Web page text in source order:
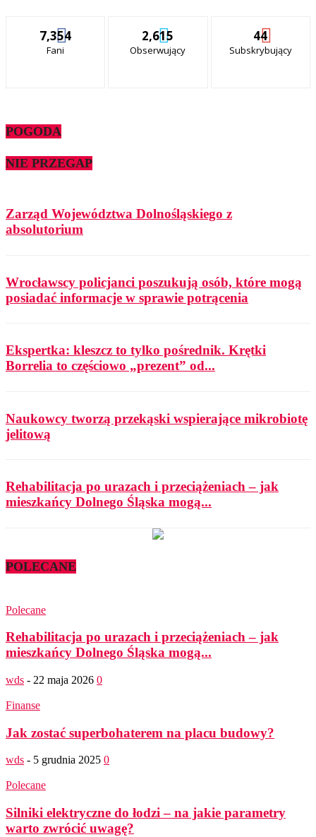
7,354
Fani
2,615
Obserwujący
44
Subskrybujący
POGODA
NIE PRZEGAP
Zarząd Województwa Dolnośląskiego z
absolutorium
Wrocławscy policjanci poszukują osób, które mogą
posiadać informacje w sprawie potrącenia
Ekspertka: kleszcz to tylko pośrednik. Krętki
Borrelia to częściowo „prezent” od...
Naukowcy tworzą przekąski wspierające mikrobiotę
jelitową
Rehabilitacja po urazach i przeciążeniach – jak
mieszkańcy Dolnego Śląska mogą...
POLECANE
Polecane
Rehabilitacja po urazach i przeciążeniach – jak
mieszkańcy Dolnego Śląska mogą...
wds - 22 maja 2026 0
Finanse
Jak zostać superbohaterem na placu budowy?
wds - 5 grudnia 2025 0
Polecane
Silniki elektryczne do łodzi – na jakie parametry
warto zwrócić uwagę?